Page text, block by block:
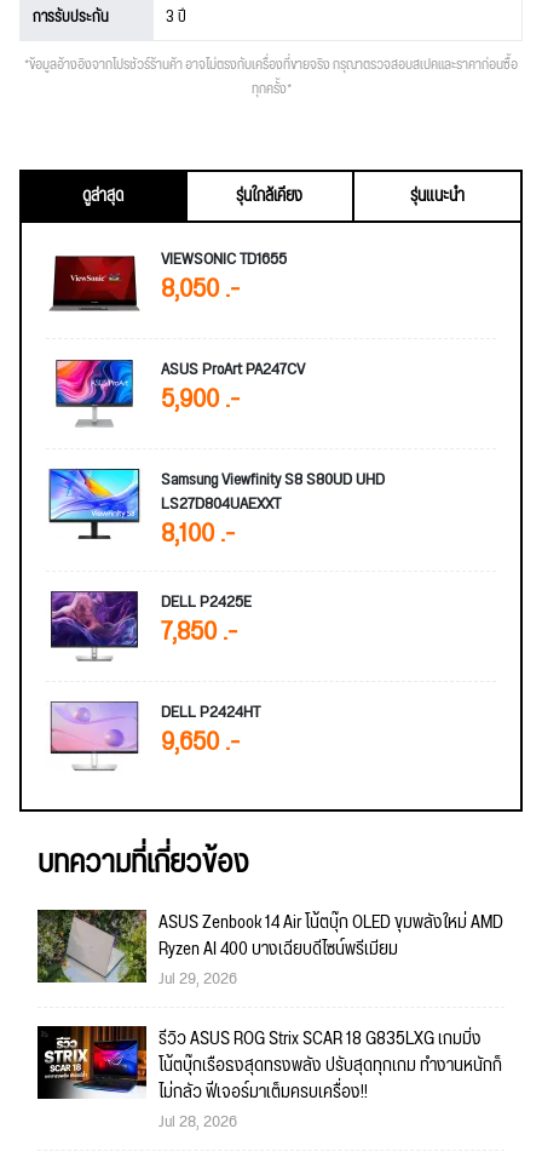
การรับประกัน 3 ปี
*ข้อมูลอ้างอิงจากโปรชัวร์ร้านค้า อาจไม่ตรงกับเครื่องที่ขายจริง กรุณาตรวจสอบสเปคและราคาก่อนซื้อ
ทุกครั้ง*
ดูล่าสุด รุ่นใกล้เคียง
รุ่นแนะนำ
VIEWSONIC TD1655
8,050 .-
ASUS ProArt PA247CV
5,900 .-
Samsung Viewfinity S8 S80UD UHD
LS27D804UAEXXT
8,100 .-
DELL P2425E
7,850 .-
DELL P2424HT
9,650 .-
บทความที่เกี่ยวข้อง
ASUS Zenbook 14 Air โน้ตบุ๊ก OLED ขุมพลังใหม่ AMD
Ryzen AI 400 บางเฉียบดีไซน์พรีเมียม
Jul 29, 2026
รีวิว ASUS ROG Strix SCAR 18 G835LXG เกมมิ่ง
โน้ตบุ๊กเรือธงสุดทรงพลัง ปรับสุดทุกเกม ทำงานหนักก็
ไม่กลัว ฟีเจอร์มาเต็มครบเครื่อง!!
Jul 28, 2026